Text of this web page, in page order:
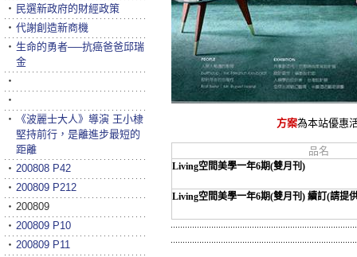
方案為本站優惠
品名
Living空間美學一年6期(雙月刊)
Living空間美學一年6期(雙月刊) 續訂(請提
‧ 民選新政府的財經政策
‧ 代謝創造新商機
‧ 生命的勇者──抗癌爸爸邱瑞
金
‧
‧
‧
《波麗士大人》導演 王小棣
堅持前行，是離進步最短的
距離
‧ 200808 P42
‧ 200809 P212
‧ 200809
‧ 200809 P10
‧ 200809 P11